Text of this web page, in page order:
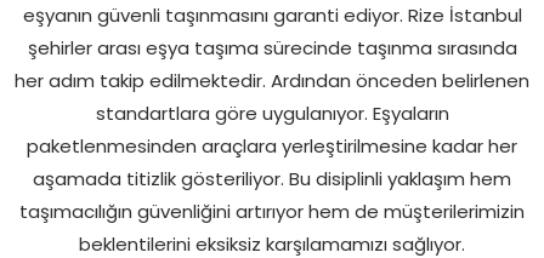
eşyanın güvenli taşınmasını garanti ediyor. Rize İstanbul
şehirler arası eşya taşıma sürecinde taşınma sırasında
her adım takip edilmektedir. Ardından önceden belirlenen
standartlara göre uygulanıyor. Eşyaların
paketlenmesinden araçlara yerleştirilmesine kadar her
aşamada titizlik gösteriliyor. Bu disiplinli yaklaşım hem
taşımacılığın güvenliğini artırıyor hem de müşterilerimizin
beklentilerini eksiksiz karşılamamızı sağlıyor.